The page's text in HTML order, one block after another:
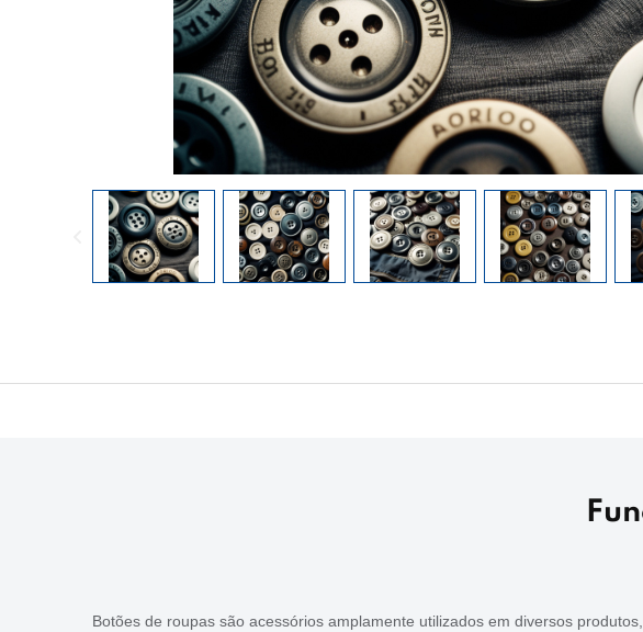
Botões de roupas são acessórios amplamente utilizados em diversos